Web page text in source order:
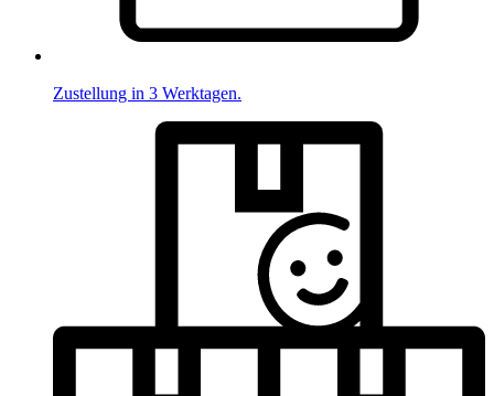
Zustellung in 3 Werktagen.